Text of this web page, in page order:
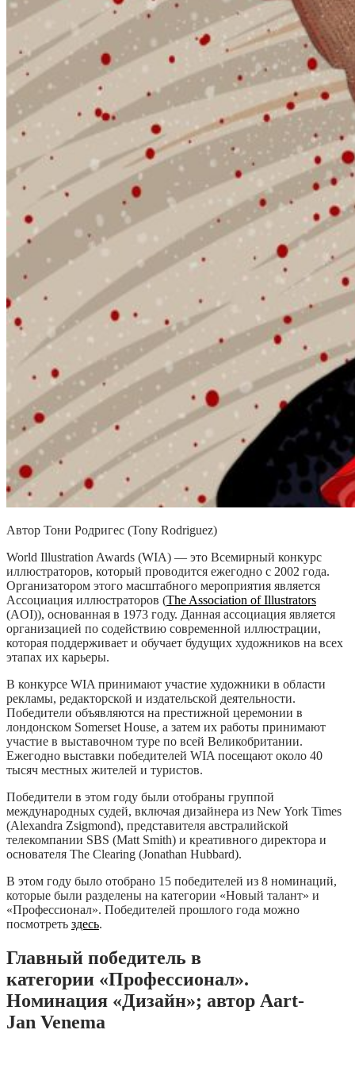
Автор Тони Родригес (Tony Rodriguez)
World Illustration Awards (WIA) — это Всемирный конкурс
иллюстраторов, который проводится ежегодно с 2002 года.
Организатором этого масштабного мероприятия является
Ассоциация иллюстраторов (The Association of Illustrators
(AOI)), основанная в 1973 году. Данная ассоциация является
организацией по содействию современной иллюстрации,
которая поддерживает и обучает будущих художников на всех
этапах их карьеры.
В конкурсе WIA принимают участие художники в области
рекламы, редакторской и издательской деятельности.
Победители объявляются на престижной церемонии в
лондонском Somerset House, а затем их работы принимают
участие в выставочном туре по всей Великобритании.
Ежегодно выставки победителей WIA посещают около 40
тысяч местных жителей и туристов.
Победители в этом году были отобраны группой
международных судей, включая дизайнера из New York Times
(Alexandra Zsigmond), представителя австралийской
телекомпании SBS (Matt Smith) и креативного директора и
основателя The Clearing (Jonathan Hubbard).
В этом году было отобрано 15 победителей из 8 номинаций,
которые были разделены на категории «Новый талант» и
«Профессионал». Победителей прошлого года можно
посмотреть здесь.
Главный победитель в
категории «Профессионал».
Номинация «Дизайн»; автор Aart-
Jan Venema